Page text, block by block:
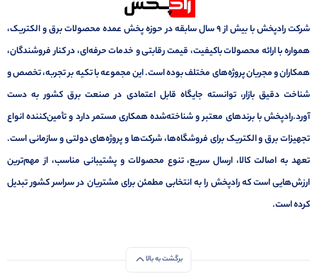
شرکت رادپخش با بیش از ۹ سال سابقه در حوزه پخش عمده محصولات برق و الکتریک،
همواره با ارائه محصولات باکیفیت، قیمت رقابتی و خدمات حرفه‌ای، در کنار فروشندگان،
همکاران و مجریان پروژه‌های مختلف بوده است. این مجموعه با تکیه بر تجربه، تخصص و
شناخت دقیق بازار، توانسته جایگاه قابل اعتمادی در صنعت برق کشور به دست
آورد.رادپخش با برندهای معتبر و شناخته‌شده همکاری مستمر دارد و تأمین‌کننده انواع
تجهیزات برق و الکتریک برای فروشگاه‌ها، شرکت‌ها و پروژه‌های دولتی و سازمانی است.
تعهد به اصالت کالا، ارسال سریع، تنوع محصولات و پشتیبانی مناسب، از مهم‌ترین
ارزش‌هایی است که رادپخش را به انتخابی مطمئن برای مشتریان در سراسر کشور تبدیل
کرده است.
برگشت به بالا